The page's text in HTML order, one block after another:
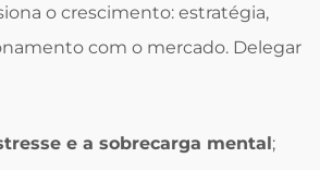
o crescimento: estratégia,
com o mercado. Delegar
e a sobrecarga mental;